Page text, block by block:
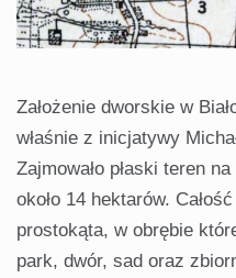
Założenie dworskie w
właśnie z inicjatywy
Zajmowało płaski teren
około 14 hektarów.
prostokąta, w obrębie
park, dwór, sad oraz